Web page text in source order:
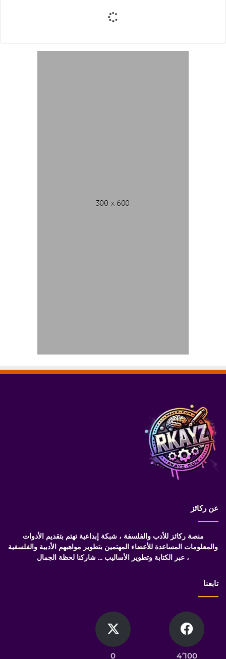
عن ركائز
منصة ركائز للأدب والفلسفة ، شبكة إبداعية تهتم بتقديم الأدوات
والمعلومات المساعدة للأعضاء المهتمين بتطوير مواهبهم الأدبية والفلسفية
، عبر الكتابة وتطوير الأساليب ... شاركنا لحظة الجمال
تابعنا
4٬100 0